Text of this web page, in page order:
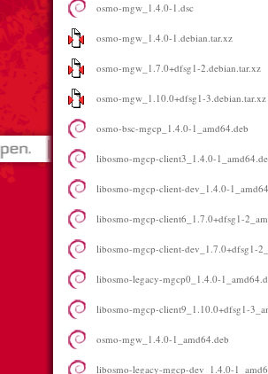
osmo-mgw_1.4.0-1.dsc
osmo-mgw_1.4.0-1.debian.tar.xz
osmo-mgw_1.7.0+dfsg1-2.debian.tar.xz
osmo-mgw_1.10.0+dfsg1-3.debian.tar.xz
osmo-bsc-mgcp_1.4.0-1_amd64.deb
libosmo-mgcp-client3_1.4.0-
libosmo-mgcp-client-dev_1.4.0-
libosmo-mgcp-client6_1.7.0+dfsg1-
libosmo-mgcp-client-dev_1.7.0+dfsg1-
libosmo-legacy-mgcp0_1.4.0-
libosmo-mgcp-client9_1.10.0+dfsg1-
osmo-mgw_1.4.0-1_amd64.deb
libosmo-legacy-mgcp-dev_1.4.0-